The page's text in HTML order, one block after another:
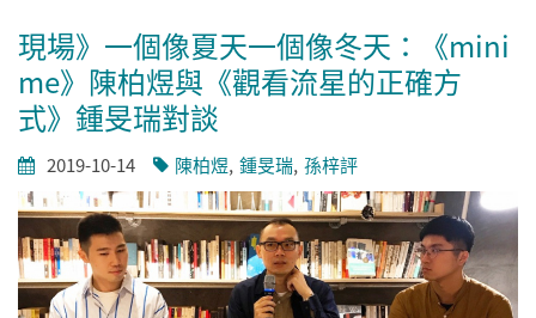
現場》一個像夏天一個像冬天：《mini
me》陳柏煜與《觀看流星的正確方
式》鍾旻瑞對談
2019-10-14 陳柏煜 鍾旻瑞 孫梓評